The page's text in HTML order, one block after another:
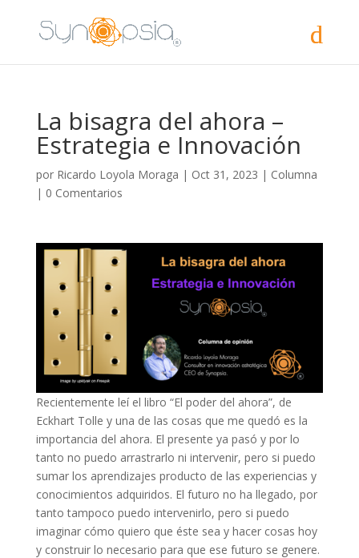
La bisagra del ahora –
Estrategia e Innovación
por Ricardo Loyola Moraga | Oct 31, 2023 | Columna
| 0 Comentarios
Recientemente leí el libro “El poder del ahora”, de
Eckhart Tolle y una de las cosas que me quedó es la
importancia del ahora. El presente ya pasó y por lo
tanto no puedo arrastrarlo ni intervenir, pero si puedo
sumar los aprendizajes producto de las experiencias y
conocimientos adquiridos. El futuro no ha llegado, por
tanto tampoco puedo intervenirlo, pero si puedo
imaginar cómo quiero que éste sea y hacer cosas hoy
y construir lo necesario para que ese futuro se genere.